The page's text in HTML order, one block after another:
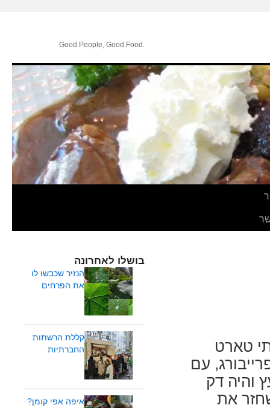
.Good People, Good Food
טארט
עם
והיה דק
את
בושלו לאחרונה
הנזיר שכבשו לו
את הפרחים
קללת הרשתות
החברתיות
איפה אפי קומן?